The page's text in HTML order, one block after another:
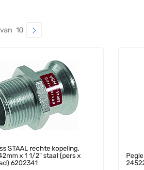
10
STAAL rechte kopeling,
x 1 1/2" staal (pers x
6202341